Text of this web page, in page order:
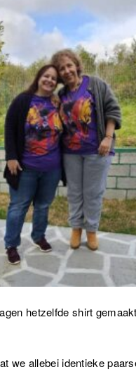
hetzelfde shirt
we allebei identieke